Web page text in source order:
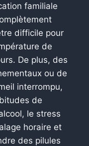
familiale
difficile pour
de
De plus, des
ou de
interrompu,
de
le stress
horaire et
des pilules